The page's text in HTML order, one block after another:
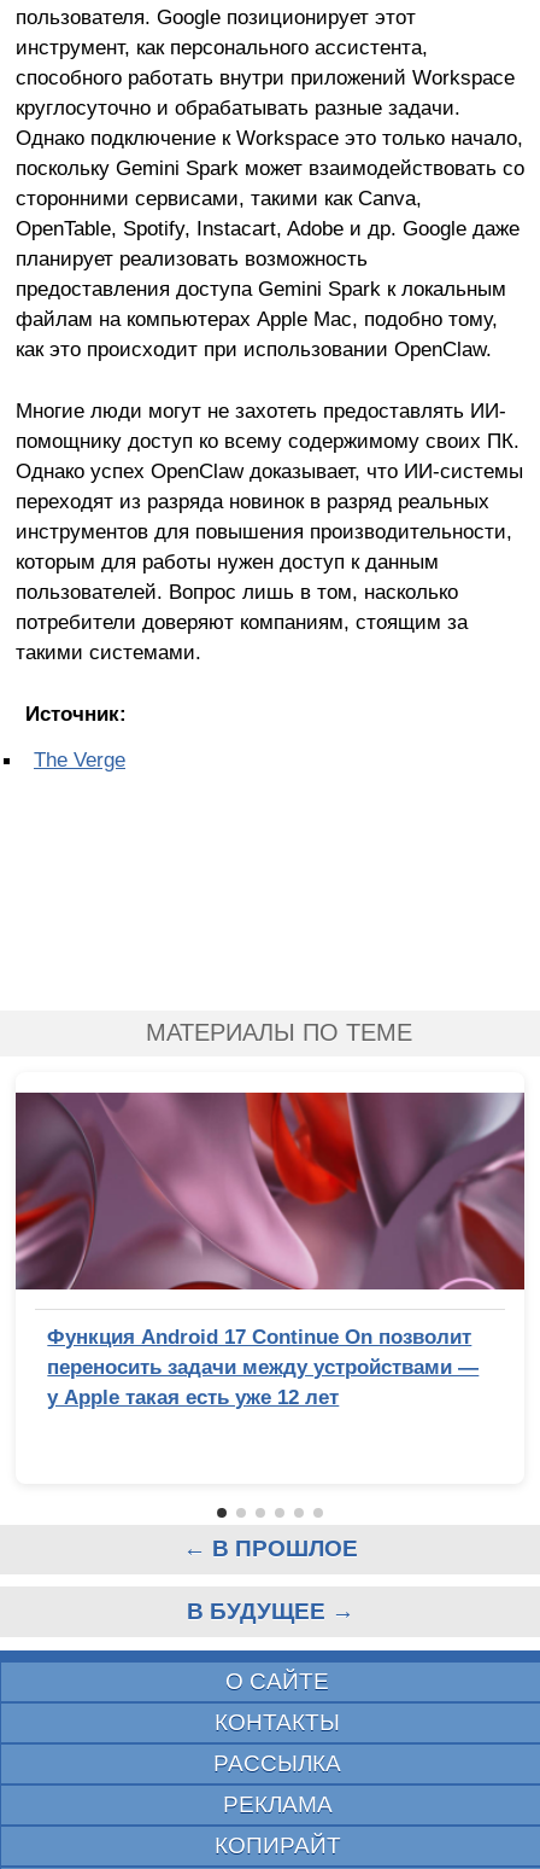
пользователя. Google позиционирует этот
инструмент, как персонального ассистента,
способного работать внутри приложений Workspace
круглосуточно и обрабатывать разные задачи.
Однако подключение к Workspace это только начало,
поскольку Gemini Spark может взаимодействовать со
сторонними сервисами, такими как Canva,
OpenTable, Spotify, Instacart, Adobe и др. Google даже
планирует реализовать возможность
предоставления доступа Gemini Spark к локальным
файлам на компьютерах Apple Mac, подобно тому,
как это происходит при использовании OpenClaw.
Многие люди могут не захотеть предоставлять ИИ-
помощнику доступ ко всему содержимому своих ПК.
Однако успех OpenClaw доказывает, что ИИ-системы
переходят из разряда новинок в разряд реальных
инструментов для повышения производительности,
которым для работы нужен доступ к данным
пользователей. Вопрос лишь в том, насколько
потребители доверяют компаниям, стоящим за
такими системами.
Источник:
The Verge
МАТЕРИАЛЫ ПО ТЕМЕ
Функция Android 17 Continue On позволит
переносить задачи между устройствами —
у Apple такая есть уже 12 лет
← В ПРОШЛОЕ
В БУДУЩЕЕ →
О САЙТЕ
КОНТАКТЫ
РАССЫЛКА
РЕКЛАМА
КОПИРАЙТ